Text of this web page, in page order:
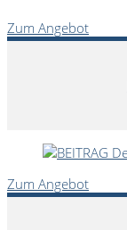
Zum Angebot
Zum Angebot